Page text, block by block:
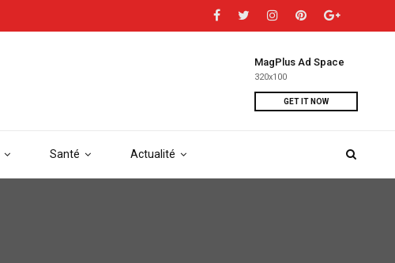
Santé Actualité
MagPlus Ad Space
320x100
GET IT NOW